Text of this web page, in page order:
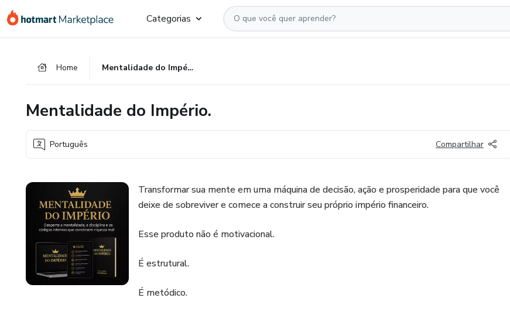
para
para
para
Categorias
Home Mentalidade do Império.
Mentalidade do Império.
Português Compartilhar
Transformar sua mente em uma máquina de decisão, ação e prosperidade para que você
deixe de sobreviver e comece a construir seu próprio império financeiro.
Esse produto não é motivacional.
É estrutural.
É metódico.